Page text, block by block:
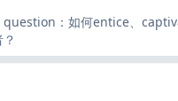
：如何entice、